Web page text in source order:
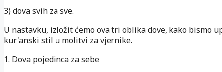
3) dova svih za sve.
U nastavku, izložit ćemo ova tri oblika dove, kako bismo
kur'anski stil u molitvi za vjernike.
1. Dova pojedinca za sebe